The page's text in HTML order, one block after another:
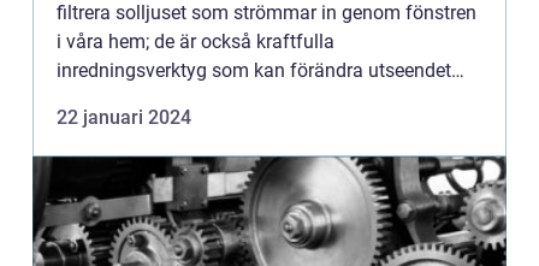
filtrera solljuset som strömmar in genom fönstren
i våra hem; de är också kraftfulla
inredningsverktyg som kan förändra utseendet
22 januari 2024